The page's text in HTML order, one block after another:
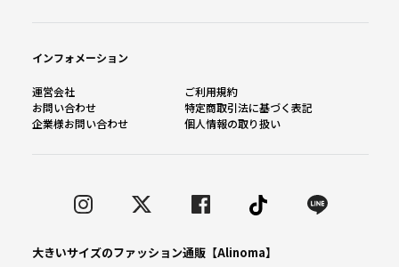
インフォメーション
運営会社
ご利用規約
お問い合わせ
特定商取引法に基づく表記
企業様お問い合わせ
個人情報の取り扱い
大きいサイズのファッション通販【Alinoma】